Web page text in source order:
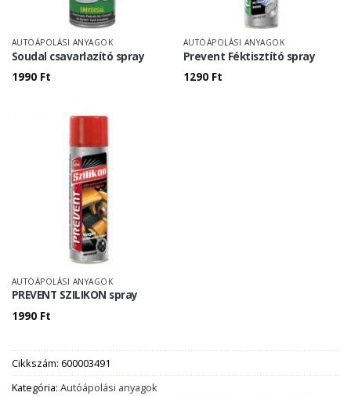
AUTÓÁPOLÁSI ANYAGOK
Soudal csavarlazító spray
1990 Ft
AUTÓÁPOLÁSI ANYAGOK
Prevent Féktisztító spray
1290 Ft
AUTÓÁPOLÁSI ANYAGOK
PREVENT SZILIKON spray
1990 Ft
Cikkszám: 600003491
Kategória: Autóápolási anyagok